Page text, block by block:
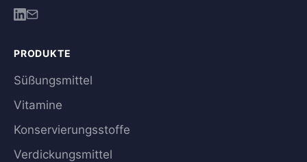
PRODUKTE
Süßungsmittel
Vitamine
Konservierungsstoffe
Verdickungsmittel